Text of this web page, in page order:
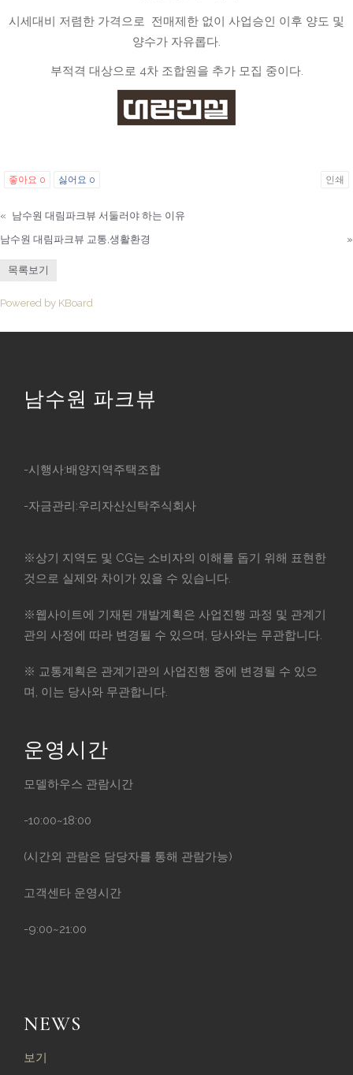
시세대비 저렴한 가격으로 전매제한 없이 사업승인 이후 양도 및
양수가 자유롭다.
부적격 대상으로 4차 조합원을 추가 모집 중이다.
좋아요 0 싫어요 0 인쇄
« 남수원 대림파크뷰 서둘러야 하는 이유
남수원 대림파크뷰 교통,생활환경
»
목록보기
Powered by KBoard
남수원 파크뷰
-시행사:배양지역주택조합
-자금관리:우리자산신탁주식회사
※상기 지역도 및 CG는 소비자의 이해를 돕기 위해 표현한
것으로 실제와 차이가 있을 수 있습니다.
※웹사이트에 기재된 개발계획은 사업진행 과정 및 관계기
관의 사정에 따라 변경될 수 있으며, 당사와는 무관합니다.
※ 교통계획은 관계기관의 사업진행 중에 변경될 수 있으
며, 이는 당사와 무관합니다.
운영시간
모델하우스 관람시간
-10:00~18:00
(시간외 관람은 담당자를 통해 관람가능)
고객센타 운영시간
-9:00~21:00
NEWS
보기